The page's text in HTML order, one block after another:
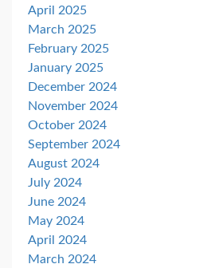
April 2025
March 2025
February 2025
January 2025
December 2024
November 2024
October 2024
September 2024
August 2024
July 2024
June 2024
May 2024
April 2024
March 2024